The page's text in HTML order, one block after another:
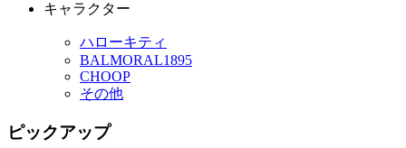
キャラクター
ハローキティ
BALMORAL1895
CHOOP
その他
ピックアップ